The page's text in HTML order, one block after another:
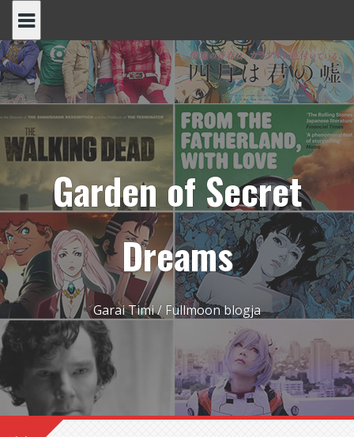
content
Garden of Secret
Dreams
Garai Timi / Fullmoon blogja